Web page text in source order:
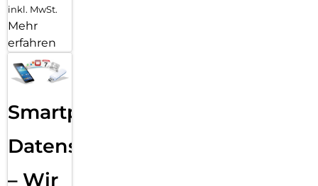
inkl. MwSt.
Mehr
erfahren
Smartphone
Datensicherung
– Wir